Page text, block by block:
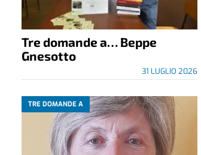
Tre domande a… Beppe
Gnesotto
31 LUGLIO 2026
TRE DOMANDE A